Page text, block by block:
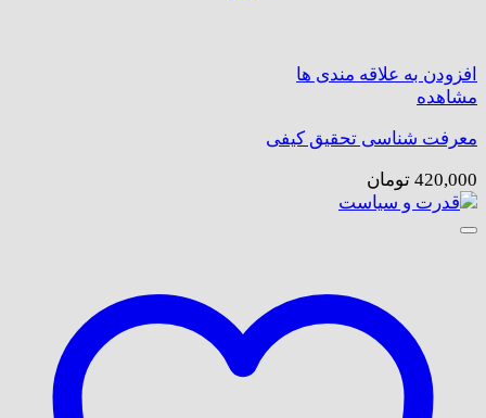
افزودن به علاقه مندی ها
مشاهده
معرفت شناسی تحقیق کیفی
420,000 تومان